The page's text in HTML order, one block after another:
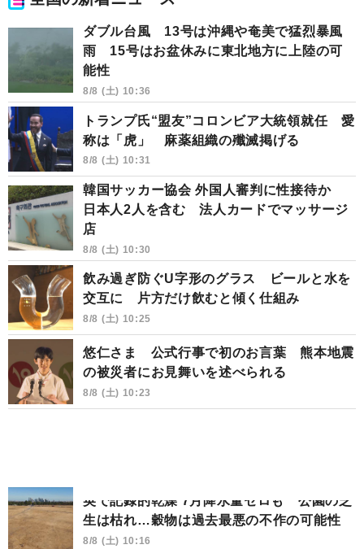
ダブル台風 13号は沖縄や奄美で猛烈暴風
雨 15号はお盆休みに東北地方に上陸の可
能性
8/8 (土) 10:36
トランプ氏“盟友”コロンビア大統領就任 愛
称は「虎」 麻薬組織の殲滅掲げる
8/8 (土) 10:31
韓国サッカー協会 外国人審判に性接待か
日本人2人を含む 法人カードでマッサージ
店
8/8 (土) 10:30
飲み過ぎ防ぐU字形のグラス ビールと水を
交互に 片方だけ飲むと傾く仕組み
8/8 (土) 10:25
悠仁さま 公式行事で初のお言葉 熊本地震
の被災者にお見舞いを述べられる
8/8 (土) 10:23
英で記録的乾燥 7月降水量ゼロも 公園の芝
生は枯れ…穀物は過去最悪の不作の可能性
8/8 (土) 10:16